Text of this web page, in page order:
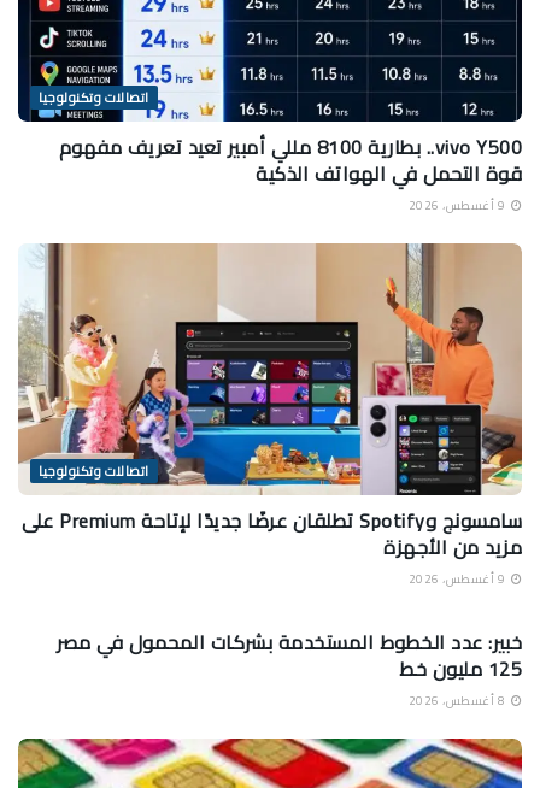
اتصالات وتكنولوجيا
vivo Y500.. بطارية 8100 مللي أمبير تعيد تعريف مفهوم
قوة التحمل في الهواتف الذكية
اتصالات وتكنولوجيا
سامسونج وSpotify تطلقان عرضًا جديدًا لإتاحة Premium على
مزيد من الأجهزة
خبير: عدد الخطوط المستخدمة بشركات المحمول في مصر
125 مليون خط